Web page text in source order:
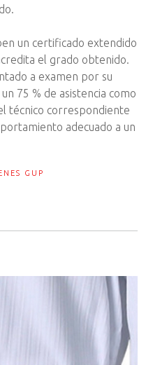
un certificado extendido
el grado obtenido.
a examen por su
75 % de asistencia como
técnico correspondiente
adecuado a un
GUP